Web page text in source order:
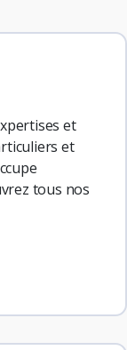
et
et
tous nos